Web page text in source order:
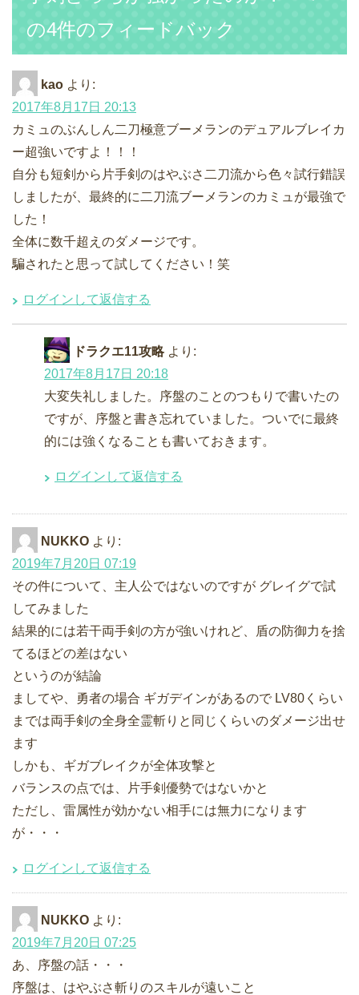
の4件のフィードバック
kao より:
2017年8月17日 20:13
カミュのぶんしん二刀極意ブーメランのデュアルブレイカ
ー超強いですよ！！！
自分も短剣から片手剣のはやぶさ二刀流から色々試行錯誤
しましたが、最終的に二刀流ブーメランのカミュが最強で
した！
全体に数千超えのダメージです。
騙されたと思って試してください！笑
ログインして返信する
ドラクエ11攻略 より:
2017年8月17日 20:18
大変失礼しました。序盤のことのつもりで書いたの
ですが、序盤と書き忘れていました。ついでに最終
的には強くなることも書いておきます。
ログインして返信する
NUKKO より:
2019年7月20日 07:19
その件について、主人公ではないのですが グレイグで試
してみました
結果的には若干両手剣の方が強いけれど、盾の防御力を捨
てるほどの差はない
というのが結論
ましてや、勇者の場合 ギガデインがあるので LV80くらい
までは両手剣の全身全霊斬りと同じくらいのダメージ出せ
ます
しかも、ギガブレイクが全体攻撃と
バランスの点では、片手剣優勢ではないかと
ただし、雷属性が効かない相手には無力になります
が・・・
ログインして返信する
NUKKO より:
2019年7月20日 07:25
あ、序盤の話・・・
序盤は、はやぶさ斬りのスキルが遠いこと